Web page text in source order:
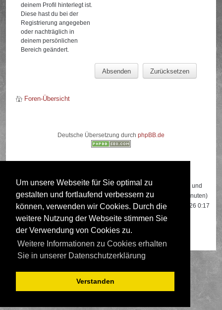
Um unsere Webseite für Sie optimal zu
gestalten und fortlaufend verbessern zu
können, verwenden wir Cookies. Durch die
weitere Nutzung der Webseite stimmen Sie
der Verwendung von Cookies zu.
Weitere Informationen zu Cookies erhalten
Sie in unserer Datenschutzerklärung
Verstanden
deinem Profil hinterlegt ist.
Diese hast du bei der
Registrierung angegeben
oder nachträglich in
deinem persönlichen
Bereich geändert.
Foren-Übersicht
Deutsche Übersetzung durch phpBB.de
Insgesamt sind520Besucher online: 2 registrierte, 0 unsichtbare und
518 Gäste (basierend auf den aktiven Besuchern der letzten 5 Minuten)
Der Besucherrekord liegt bei22108Besuchern, die am 13.04.2026 0:17
gleichzeitig online waren.
Google [Bot]